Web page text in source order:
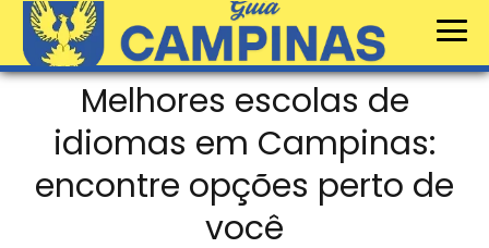
Melhores escolas de
idiomas em Campinas:
encontre opções perto de
você